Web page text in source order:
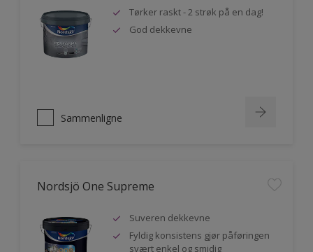
Tørker raskt - 2 strøk på en dag!
God dekkevne
Sammenligne
Nordsjö One Supreme
Suveren dekkevne
Fyldig konsistens gjør påføringen
svært enkel og smidig